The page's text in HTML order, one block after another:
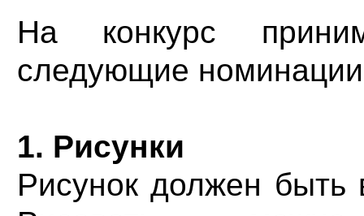
На конкурс
следующие
1. Рисунки
Рисунок должен быть